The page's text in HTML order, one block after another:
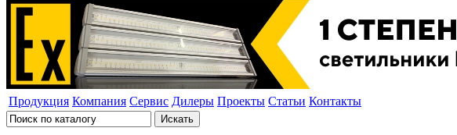
Продукция Компания Сервис Дилеры Проекты Статьи Контакты